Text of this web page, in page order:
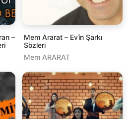
–
Mem Ararat – Evîn Şarkı
Sözleri
Mem ARARAT